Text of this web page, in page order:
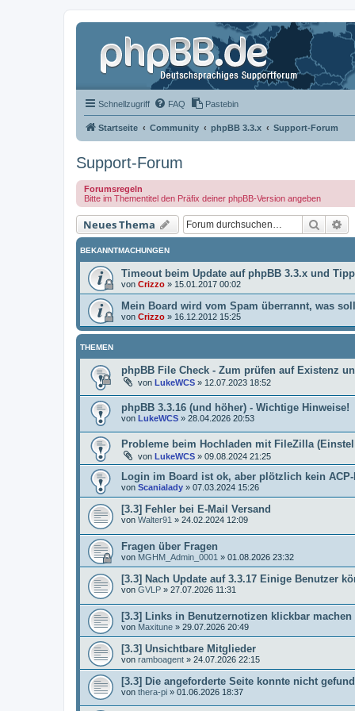
Schnellzugriff FAQ Pastebin
Startseite Community phpBB 3.3.x Support-Forum
Support-Forum
Forumsregeln
Bitte im Thementitel den Präfix deiner phpBB-Version angeben
Neues Thema Suche
BEKANNTMACHUNGEN
Timeout beim Update auf phpBB 3.3.x und
von Crizzo » 15.01.2017 00:02
Mein Board wird vom Spam überrannt, was
von Crizzo » 16.12.2012 15:25
THEMEN
phpBB File Check - Zum prüfen auf Existenz
von LukeWCS » 12.07.2023 18:52
phpBB 3.3.16 (und höher) - Wichtige Hinweise!
von LukeWCS » 28.04.2026 20:53
Probleme beim Hochladen mit FileZilla
von LukeWCS » 09.08.2024 21:25
Login im Board ist ok, aber plötzlich kein
von Scanialady » 07.03.2024 15:26
[3.3] Fehler bei E-Mail Versand
von Walter91 » 24.02.2024 12:09
Fragen über Fragen
von MGHM_Admin_0001 » 01.08.2026 23:32
[3.3] Nach Update auf 3.3.17 Einige Benutzer
von GVLP » 27.07.2026 11:31
[3.3] Links in Benutzernotizen klickbar machen
von Maxitune » 29.07.2026 20:49
[3.3] Unsichtbare Mitglieder
von ramboagent » 24.07.2026 22:15
[3.3] Die angeforderte Seite konnte nicht
von thera-pi » 01.06.2026 18:37